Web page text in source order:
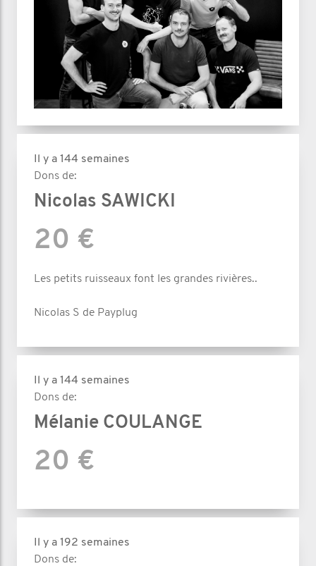
Il y a 144 semaines
Dons de:
Nicolas SAWICKI
20 €
Les petits ruisseaux font les grandes rivières..
Nicolas S de Payplug
Il y a 144 semaines
Dons de:
Mélanie COULANGE
20 €
Il y a 192 semaines
Dons de: